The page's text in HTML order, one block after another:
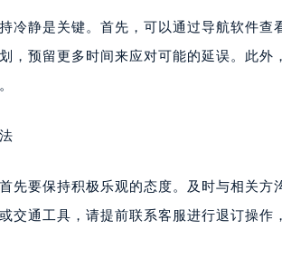
冷静是关键。首先，可以通过导航软件
，预留更多时间来应对可能的延误。此
先要保持积极乐观的态度。及时与相关
交通工具，请提前联系客服进行退订操作